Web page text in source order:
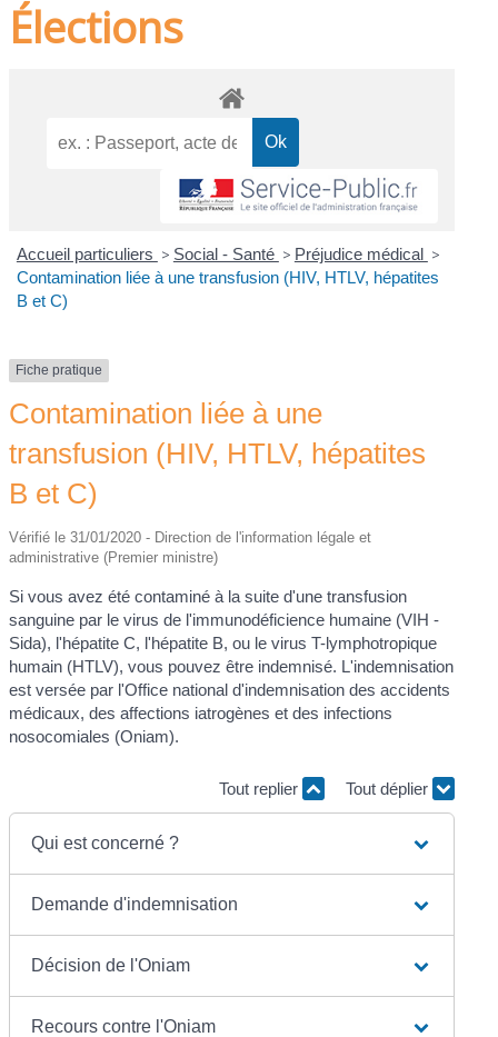
Élections
Accueil particuliers > Social - Santé > Préjudice médical >
Contamination liée à une transfusion (HIV, HTLV, hépatites
B et C)
Fiche pratique
Contamination liée à une
transfusion (HIV, HTLV, hépatites
B et C)
Vérifié le 31/01/2020 - Direction de l'information légale et
administrative (Premier ministre)
Si vous avez été contaminé à la suite d'une transfusion
sanguine par le virus de l'immunodéficience humaine (VIH -
Sida), l'hépatite C, l'hépatite B, ou le virus T-lymphotropique
humain (HTLV), vous pouvez être indemnisé. L'indemnisation
est versée par l'Office national d'indemnisation des accidents
médicaux, des affections iatrogènes et des infections
nosocomiales (Oniam).
Tout replier Tout déplier
Qui est concerné ?
Demande d'indemnisation
Décision de l'Oniam
Recours contre l'Oniam